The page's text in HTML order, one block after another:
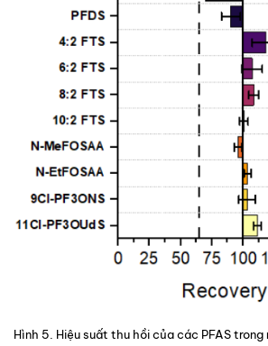
Hình 5 . Hiệu suất thu hồi của các PFAS